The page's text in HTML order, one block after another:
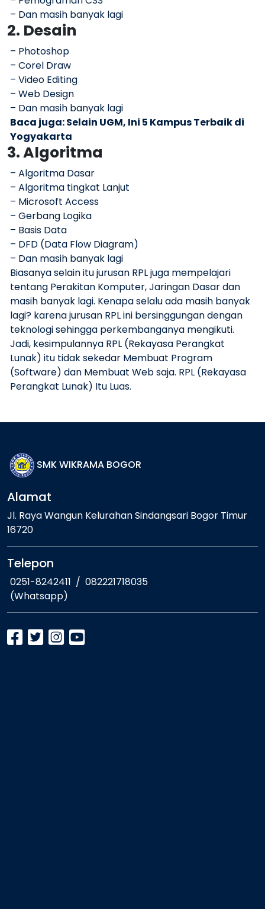
– Dan masih banyak lagi
2. Desain
– Photoshop
– Corel Draw
– Video Editing
– Web Design
– Dan masih banyak lagi
Baca juga:Selain UGM, Ini 5 Kampus Terbaik di
Yogyakarta
3. Algoritma
– Algoritma Dasar
– Algoritma tingkat Lanjut
– Microsoft Access
– Gerbang Logika
– Basis Data
– DFD (Data Flow Diagram)
– Dan masih banyak lagi
Biasanya selain itu jurusan RPL juga mempelajari
tentang Perakitan Komputer, Jaringan Dasar dan
masih banyak lagi. Kenapa selalu ada masih banyak
lagi? karena jurusan RPL ini bersinggungan dengan
teknologi sehingga perkembanganya mengikuti.
Jadi, kesimpulannya RPL (Rekayasa Perangkat
Lunak) itu tidak sekedar Membuat Program
(Software) dan Membuat Web saja. RPL (Rekayasa
Perangkat Lunak) Itu Luas.
SMK WIKRAMA BOGOR
Alamat
Jl. Raya Wangun Kelurahan Sindangsari Bogor Timur
16720
Telepon
0251-8242411 / 082221718035
(Whatsapp)